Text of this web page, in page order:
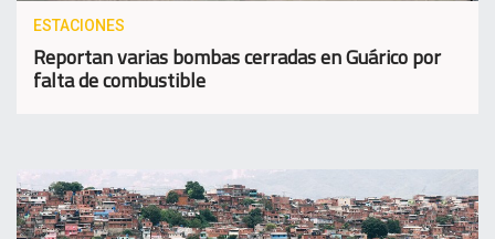
ESTACIONES
Reportan varias bombas cerradas en Guárico por
falta de combustible